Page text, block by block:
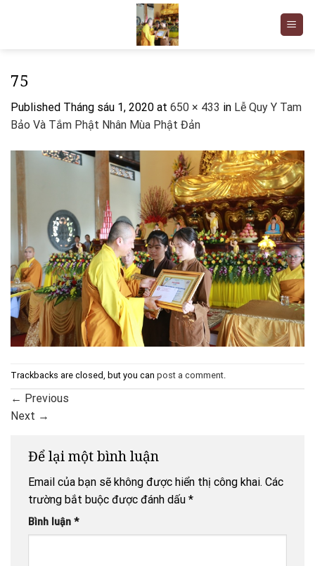
75
Published Tháng sáu 1, 2020 at 650 × 433 in Lễ Quy Y Tam
Bảo Và Tắm Phật Nhân Mùa Phật Đản
Trackbacks are closed, but you can post a comment.
← Previous
Next →
Để lại một bình luận
Email của bạn sẽ không được hiển thị công khai. Các
trường bắt buộc được đánh dấu *
Bình luận *